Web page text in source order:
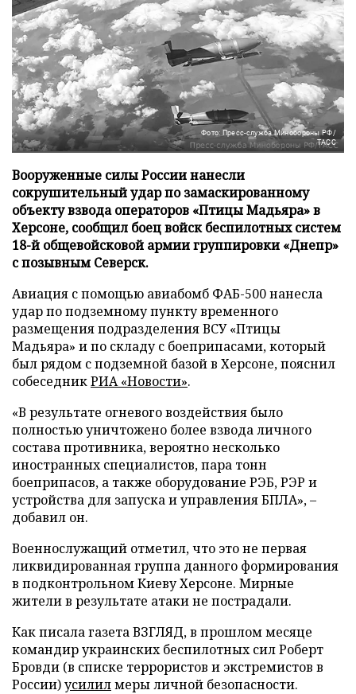
Фото: Пресс-служба Минобороны РФ/
ТАСС
Вооруженные силы России нанесли
сокрушительный удар по замаскированному
объекту взвода операторов «Птицы Мадьяра» в
Херсоне, сообщил боец войск беспилотных систем
18-й общевойсковой армии группировки «Днепр»
с позывным Северск.
Авиация с помощью авиабомб ФАБ-500 нанесла
удар по подземному пункту временного
размещения подразделения ВСУ «Птицы
Мадьяра» и по складу с боеприпасами, который
был рядом с подземной базой в Херсоне, пояснил
собеседникРИА «Новости».
«В результате огневого воздействия было
полностью уничтожено более взвода личного
состава противника, вероятно несколько
иностранных специалистов, пара тонн
боеприпасов, а также оборудование РЭБ, РЭР и
устройства для запуска и управления БПЛА», –
добавил он.
Военнослужащий отметил, что это не первая
ликвидированная группа данного формирования
в подконтрольном Киеву Херсоне. Мирные
жители в результате атаки не пострадали.
Как писала газета ВЗГЛЯД, в прошлом месяце
командир украинских беспилотных сил Роберт
Бровди (в списке террористов и экстремистов в
России)усилилмеры личной безопасности.